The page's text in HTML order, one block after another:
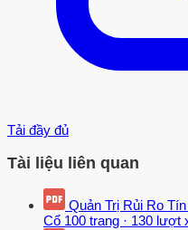
Tải đầy đủ
Tài liệu liên quan
Quản Trị Rủi Ro
Cổ 100 trang · 130 lượt